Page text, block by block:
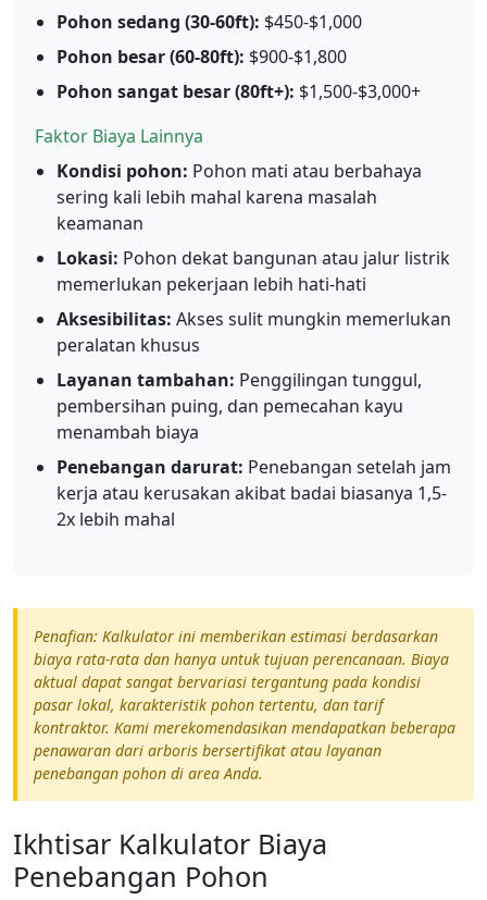
Pohon sedang (30-60ft): $450-$1,000
Pohon besar (60-80ft): $900-$1,800
Pohon sangat besar (80ft+): $1,500-$3,000+
Faktor Biaya Lainnya
Kondisi pohon: Pohon mati atau berbahaya
sering kali lebih mahal karena masalah
keamanan
Lokasi: Pohon dekat bangunan atau jalur listrik
memerlukan pekerjaan lebih hati-hati
Aksesibilitas: Akses sulit mungkin memerlukan
peralatan khusus
Layanan tambahan: Penggilingan tunggul,
pembersihan puing, dan pemecahan kayu
menambah biaya
Penebangan darurat: Penebangan setelah jam
kerja atau kerusakan akibat badai biasanya 1,5-
2x lebih mahal
Penafian: Kalkulator ini memberikan estimasi berdasarkan
biaya rata-rata dan hanya untuk tujuan perencanaan. Biaya
aktual dapat sangat bervariasi tergantung pada kondisi
pasar lokal, karakteristik pohon tertentu, dan tarif
kontraktor. Kami merekomendasikan mendapatkan beberapa
penawaran dari arboris bersertifikat atau layanan
penebangan pohon di area Anda.
Ikhtisar Kalkulator Biaya
Penebangan Pohon